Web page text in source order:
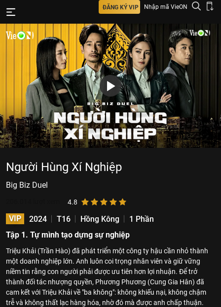
ĐĂNG KÝ VIP Nhập mã VieON
Người Hùng Xí Nghiệp
Big Biz Duel
4.8
VIP 2024 T16 Hồng Kông
1 Phần
Tập 1. Tự mình tạo dựng sự nghiệp
Triệu Khải (Trần Hào) đã phát triển một công ty hậu cần nhỏ thành
một doanh nghiệp lớn. Anh luôn coi trọng nhân viên và giữ vững
niềm tin rằng con người phải được ưu tiên hơn lợi nhuận. Để trở
thành đối tác nhượng quyền, Phương Phương (Cung Gia Hân) đã
cam kết với Triệu Khải về "ba không": không khiếu nại, không chậm
trễ và không thất lạc hàng hóa, nhờ đó mà được anh chấp thuận.